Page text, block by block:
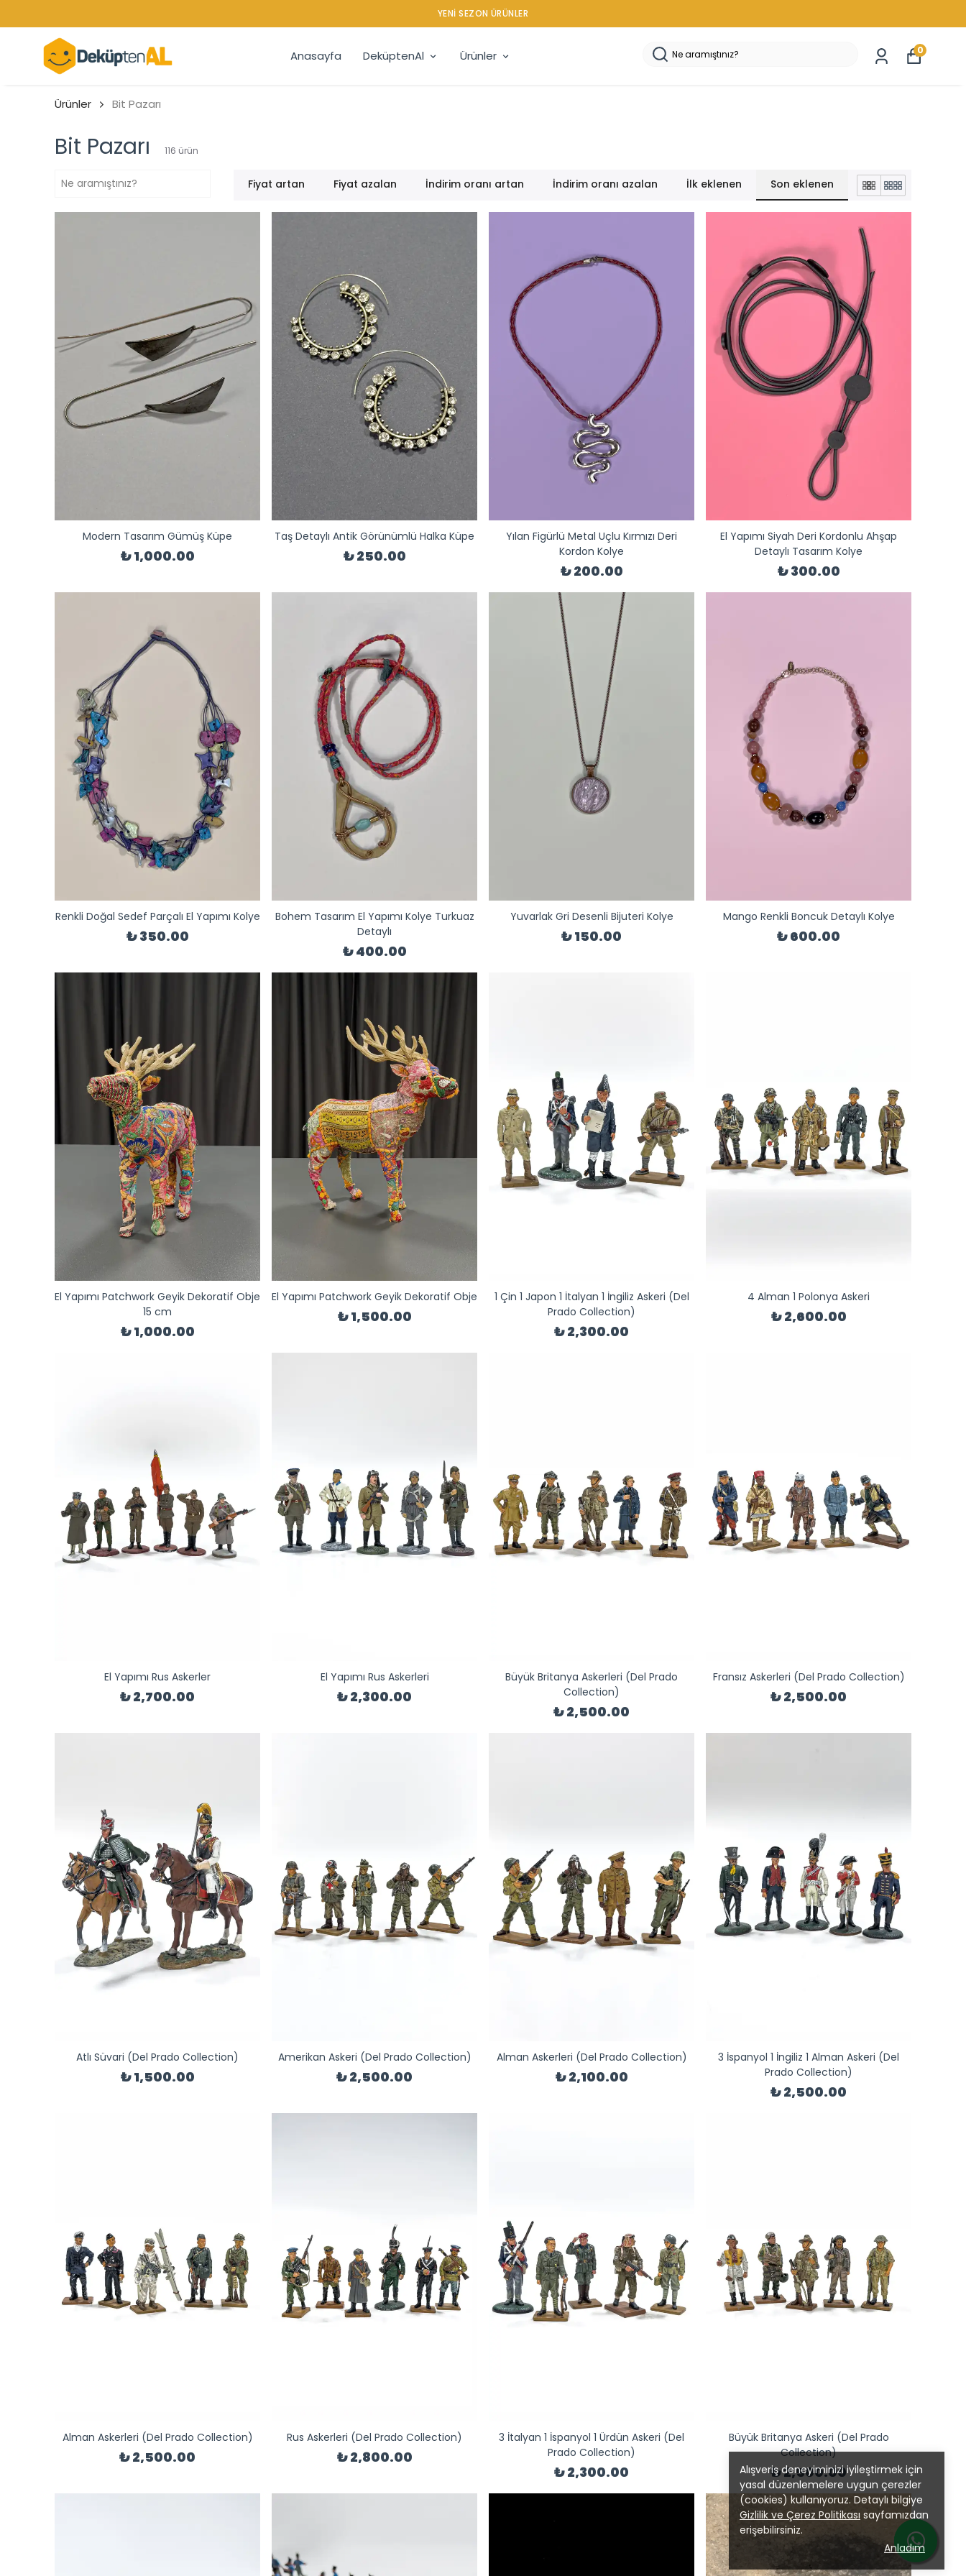
YENI SEZON ÜRÜNLER
Anasayfa DeküptenAl Ürünler 0
Alışveriş deneyiminizi iyileştirmek için
yasal düzenlemelere uygun çerezler
(cookies) kullanıyoruz. Detaylı bilgiye
Gizlilik ve Çerez Politikası sayfamızdan
erişebilirsiniz.
Anladım
Ürünler Bit Pazarı
Bit Pazarı 116 ürün
Fiyat artan Fiyat azalan İndirim oranı artan İndirim oranı azalan İlk eklenen Son eklenen
Modern Tasarım Gümüş Küpe
₺ 1,000.00
Taş Detaylı Antik Görünümlü Halka Küpe
₺ 250.00
Yılan Figürlü Metal Uçlu Kırmızı Deri
Kordon Kolye
₺ 200.00
El Yapımı Siyah Deri Kordonlu Ahşap
Detaylı Tasarım Kolye
₺ 300.00
Renkli Doğal Sedef Parçalı El Yapımı Kolye
₺ 350.00
Bohem Tasarım El Yapımı Kolye Turkuaz
Detaylı
₺ 400.00
Yuvarlak Gri Desenli Bijuteri Kolye
₺ 150.00
Mango Renkli Boncuk Detaylı Kolye
₺ 600.00
El Yapımı Patchwork Geyik Dekoratif Obje
15 cm
₺ 1,000.00
El Yapımı Patchwork Geyik Dekoratif Obje
₺ 1,500.00
1 Çin 1 Japon 1 İtalyan 1 İngiliz Askeri (Del
Prado Collection)
₺ 2,300.00
4 Alman 1 Polonya Askeri
₺ 2,600.00
El Yapımı Rus Askerler
₺ 2,700.00
El Yapımı Rus Askerleri
₺ 2,300.00
Büyük Britanya Askerleri (Del Prado
Collection)
₺ 2,500.00
Fransız Askerleri (Del Prado Collection)
₺ 2,500.00
Atlı Süvari (Del Prado Collection)
₺ 1,500.00
Amerikan Askeri (Del Prado Collection)
₺ 2,500.00
Alman Askerleri (Del Prado Collection)
₺ 2,100.00
3 İspanyol 1 İngiliz 1 Alman Askeri (Del
Prado Collection)
₺ 2,500.00
Alman Askerleri (Del Prado Collection)
₺ 2,500.00
Rus Askerleri (Del Prado Collection)
₺ 2,800.00
3 İtalyan 1 İspanyol 1 Ürdün Askeri (Del
Prado Collection)
₺ 2,300.00
Büyük Britanya Askeri (Del Prado
Collection)
₺ 2,500.00